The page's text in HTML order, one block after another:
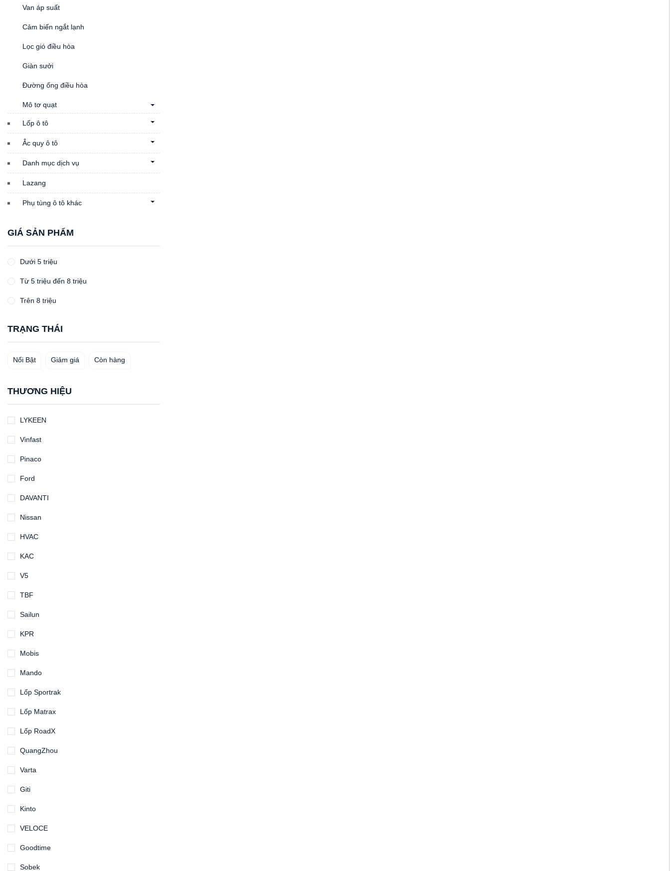
Van áp suất
Cảm biến ngắt lạnh
Lọc gió điều hòa
Giàn sưởi
Đường ống điều hòa
Mô tơ quạt
Lốp ô tô
Ắc quy ô tô
Danh mục dịch vụ
Lazang
Phụ tùng ô tô khác
GIÁ SẢN PHẨM
Dưới 5 triệu
Từ 5 triệu đến 8 triệu
Trên 8 triệu
TRẠNG THÁI
Nổi Bật Giảm giá Còn hàng
THƯƠNG HIỆU
LYKEEN
Vinfast
Pinaco
Ford
DAVANTI
Nissan
HVAC
KAC
V5
TBF
Sailun
KPR
Mobis
Mando
Lốp Sportrak
Lốp Matrax
Lốp RoadX
QuangZhou
Varta
Giti
Kinto
VELOCE
Goodtime
Sobek